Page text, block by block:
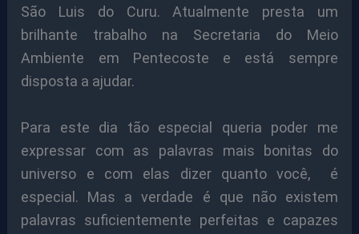
São Luis do Curu. Atualmente presta um
brilhante trabalho na Secretaria do Meio
Ambiente em Pentecoste e está sempre
disposta a ajudar.
Para este dia tão especial queria poder me
expressar com as palavras mais bonitas do
universo e com elas dizer quanto você, é
especial. Mas a verdade é que não existem
palavras suficientemente perfeitas e capazes